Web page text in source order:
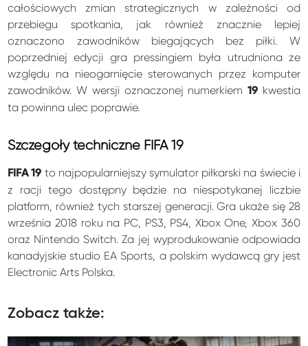
całościowych zmian strategicznych w zależności od
przebiegu spotkania, jak również znacznie lepiej
oznaczono zawodników biegających bez piłki. W
poprzedniej edycji gra pressingiem była utrudniona ze
względu na nieogarnięcie sterowanych przez komputer
zawodników. W wersji oznaczonej numerkiem19 kwestia
ta powinna ulec poprawie.
Szczegóły techniczne FIFA 19
FIFA 19 to najpopularniejszy symulator piłkarski na świecie i
z racji tego dostępny będzie na niespotykanej liczbie
platform, również tych starszej generacji. Gra ukaże się 28
września 2018 roku na PC, PS3, PS4, Xbox One, Xbox 360
oraz Nintendo Switch. Za jej wyprodukowanie odpowiada
kanadyjskie studio EA Sports, a polskim wydawcą gry jest
Electronic Arts Polska.
Zobacz także: